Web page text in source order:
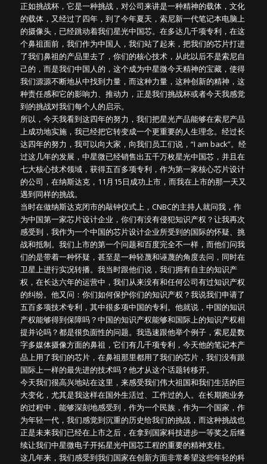
正如挑战杯，它是一种挑战，对公司来讲是一种精神的载体，文化
的载体，又经过了四年，到了今年夏天，索尼新一代笔记本电脑上
的摄像头，已经跳动着我们星光中国芯。在多达几千项专利，在这
个鼻祖面前，我们作为中国人，我们站了起来，把我们的芯片打进
了我们鼻祖的产品里去了，你们的核心技术，从此以后不是索尼自
己的，而是我们中国人的，这个成为中星微今天精神的宝藏，使得
我们源源不断地从中找到力量，而这种力量，这种创新的精神，这
种责任感和它的影响力、推动力，正是我们挑战杯或者今天我感觉
到的挑战对我们每个人的启示。
所以，今天我看到这四年的努力，我们把星光产品能够在索尼产品
上成功地实施，我已经把它转变成一个更重要的人生理念。经过长
达四年的努力，我可以向大家，向我们员工们说，“I am back”。经
过这几年的发展，中星微已经销售出五千万枚星光中国芯，并且在
七大核心技术领域，获得五百多项专利，作为第一家核心芯片设计
的公司，在纳斯达克，11月15日成功上市，而我在上市的那一天又
遇到同样的挑战。
当时在做纳斯达克闭市的敲钟仪式上，CNBC的主持人就问我，作
为中国第一家芯片设计企业，你们有没有侵犯知识产权？让我再次
感受到，我作为一个中国的芯片设计企业所受到的国际的怀疑、挑
战和抵制。我们上市的第一个问题和百度完全不一样，而他们问我
们的是带着一种怀疑，甚至是一种轻蔑和诬蔑的角度去问，同时在
卫星上进行实况转播。我当时跟他们说，我们拥有自主的知识产
权，在长达六年的运营中，我们从来没有和任何公司有过知识产权
的纠纷。他又问：你们如何保护你们的知识产权？我说我们申请了
五百多项技术专利，其中很多项中国的专利。他就说，中国的知识
产权能够得到保障吗？中国的知识产权能够和国际上的知识产权相
提并论吗？都是很负面性的问题。我迅速跟他举个例子，索尼是数
字多媒体摄像方面的鼻祖，它们有几千项专利，今天他的笔记本产
品上用了我们的芯片，在鼻祖那里都用了我们的芯片，我们没有跟
国际上一样的最先进的技术吗？他才从这个话题转移开。
今天我们很高兴地站在这里，来感受我们伟大祖国和我们生活的巨
大变化，尤其是我这样在国外生活过、工作过的人。在长期跑业务
的过程中，能够深刻地感受到，作为一个民族，作为一个国家，作
为年轻一代，我们感觉到沉重的历史给我们的挑战，而这种挑战也
正是未来我们已经在上市之后，在拿到国家科技进步一等奖之后继
续让我们中星微电子开拓星光中国芯工程的重要的精神支柱。
这几年来，我们感受到我们国家在创新方面非常希望这些年轻的科